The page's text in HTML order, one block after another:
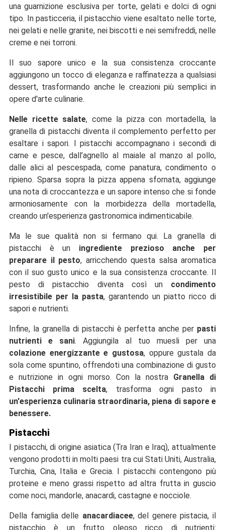
una guarnizione esclusiva per torte, gelati e dolci di ogni
tipo. In pasticceria, il pistacchio viene esaltato nelle torte,
nei gelati e nelle granite, nei biscotti e nei semifreddi, nelle
creme e nei torroni.
Il suo sapore unico e la sua consistenza croccante
aggiungono un tocco di eleganza e raffinatezza a qualsiasi
dessert, trasformando anche le creazioni più semplici in
opere d'arte culinarie.
Nelle ricette salate, come la pizza con mortadella, la
granella di pistacchi diventa il complemento perfetto per
esaltare i sapori. I pistacchi accompagnano i secondi di
carne e pesce, dall’agnello al maiale al manzo al pollo,
dalle alici al pescespada, come panatura, condimento o
ripieno. Sparsa sopra la pizza appena sfornata, aggiunge
una nota di croccantezza e un sapore intenso che si fonde
armoniosamente con la morbidezza della mortadella,
creando un'esperienza gastronomica indimenticabile.
Ma le sue qualità non si fermano qui. La granella di
pistacchi è un ingrediente prezioso anche per
preparare il pesto, arricchendo questa salsa aromatica
con il suo gusto unico e la sua consistenza croccante. Il
pesto di pistacchio diventa così un condimento
irresistibile per la pasta, garantendo un piatto ricco di
sapori e nutrienti.
Infine, la granella di pistacchi è perfetta anche per pasti
nutrienti e sani. Aggiungila al tuo muesli per una
colazione energizzante e gustosa, oppure gustala da
sola come spuntino, offrendoti una combinazione di gusto
e nutrizione in ogni morso. Con la nostra Granella di
Pistacchi prima scelta, trasforma ogni pasto in
un'esperienza culinaria straordinaria, piena di sapore e
benessere.
Pistacchi
I pistacchi, di origine asiatica (Tra Iran e Iraq), attualmente
vengono prodotti in molti paesi tra cui Stati Uniti, Australia,
Turchia, Cina, Italia e Grecia. I pistacchi contengono più
proteine e meno grassi rispetto ad altra frutta in guscio
come noci, mandorle, anacardi, castagne e nocciole.
Della famiglia delle anacardiacee, del genere pistacia, il
pistacchio è un frutto oleoso ricco di nutrienti: